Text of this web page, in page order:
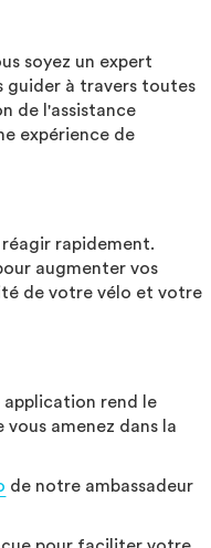
soyez un expert
guider à travers toutes
de l'assistance
expérience de
rapidement.
augmenter vos
de votre vélo et votre
application rend le
amenez dans la
de notre ambassadeur